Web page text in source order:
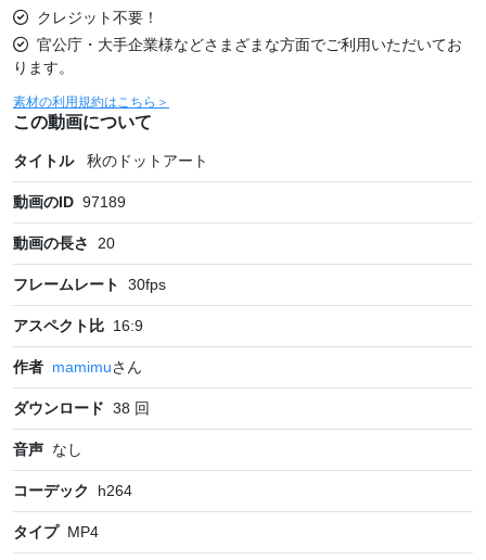
クレジット不要！
官公庁・大手企業様などさまざまな方面でご利用いただいてお
ります。
素材の利用規約はこちら＞
この動画について
タイトル 秋のドットアート
動画のID 97189
動画の長さ 20
フレームレート 30fps
アスペクト比 16:9
作者 mamimuさん
ダウンロード 38 回
音声 なし
コーデック h264
タイプ MP4